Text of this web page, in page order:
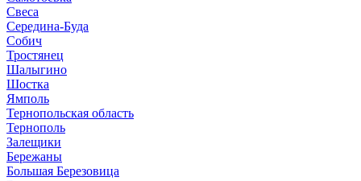
Свеса
Середина-Буда
Собич
Тростянец
Шалыгино
Шостка
Ямполь
Тернопольская область
Тернополь
Залещики
Бережаны
Большая Березовица